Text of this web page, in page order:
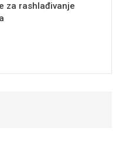
za rashlađivanje